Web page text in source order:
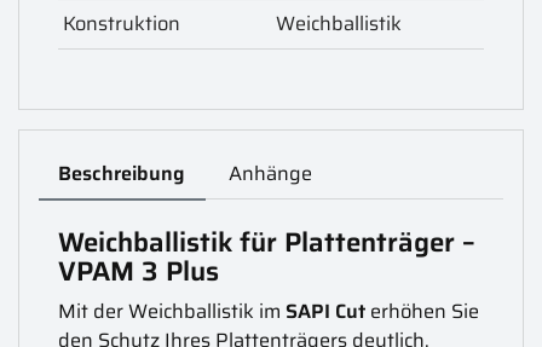
Konstruktion
Weichballistik
Beschreibung Anhänge
Weichballistik für Plattenträger –
VPAM 3 Plus
Mit der Weichballistik imSAPI Cut erhöhen Sie
den Schutz Ihres Plattenträgers deutlich.